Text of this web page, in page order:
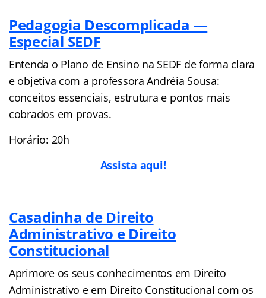
Pedagogia Descomplicada —
Especial SEDF
Entenda o Plano de Ensino na SEDF de forma clara
e objetiva com a professora Andréia Sousa:
conceitos essenciais, estrutura e pontos mais
cobrados em provas.
Horário: 20h
Assista aqui!
Casadinha de Direito
Administrativo e Direito
Constitucional
Aprimore os seus conhecimentos em Direito
Administrativo e em Direito Constitucional com os